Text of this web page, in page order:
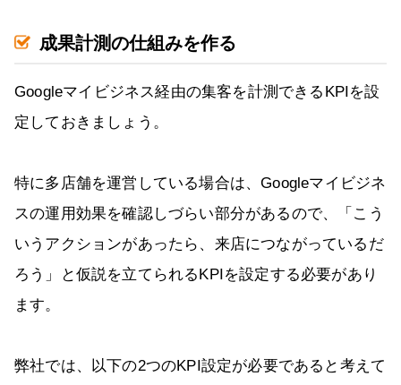
成果計測の仕組みを作る
Googleマイビジネス経由の集客を計測できるKPIを設
定しておきましょう。
特に多店舗を運営している場合は、Googleマイビジネ
スの運用効果を確認しづらい部分があるので、「こう
いうアクションがあったら、来店につながっているだ
ろう」と仮説を立てられるKPIを設定する必要があり
ます。
弊社では、以下の2つのKPI設定が必要であると考えて